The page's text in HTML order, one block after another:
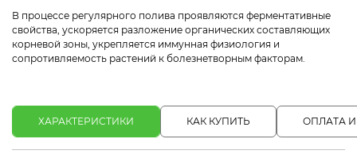
В процессе регулярного полива проявляются ферментативные
свойства, ускоряется разложение органических составляющих
корневой зоны, укрепляется иммунная физиология и
сопротивляемость растений к болезнетворным факторам.
ХАРАКТЕРИСТИКИ КАК КУПИТЬ ОПЛАТА